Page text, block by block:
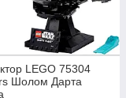
LEGO 75304
Шолом Дарта